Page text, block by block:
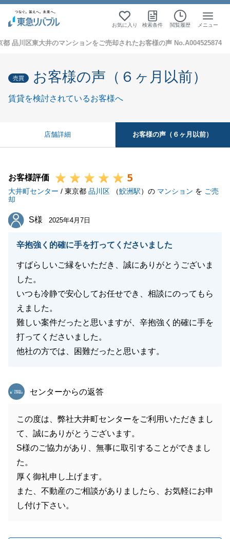
お気に入り 検索条件 閲覧履歴 メニュー
都 品川区東大井のマンションをご売却されたお客様の声 No.A004525874
売買 お客様の声（６ヶ月以前）
賃貸を検討されているお客様へ
店舗詳細 お客様の声（６ヶ月以前）
お客様評価 5
大井町センター / 東京都 品川区 （鮫洲駅）の マンション を ご売
却
S様
S様 2025年4月7日
辛抱強く的確に手を打ってくださいました
すばらしいご縁をいただき、誠にありがとうございま
した。
いつも冷静で安心してお任せでき、相談にのってもら
えました。
難しい案件だったと思いますが、辛抱強く的確に手を
打ってくださいました。
他社の方では、困難だったと思います。
東急リバブル
センターからの返答
この度は、弊社大井町センターをご利用いただきまし
て、誠にありがとうございます。
S様のご協力があり、無事に取引することができまし
た。
厚く御礼申し上げます。
また、不動産のご相談がありましたら、お気軽にお申
し付け下さい。